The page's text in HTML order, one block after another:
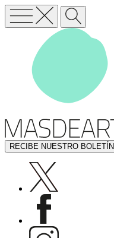
RECIBE NUESTRO BOLETÍN